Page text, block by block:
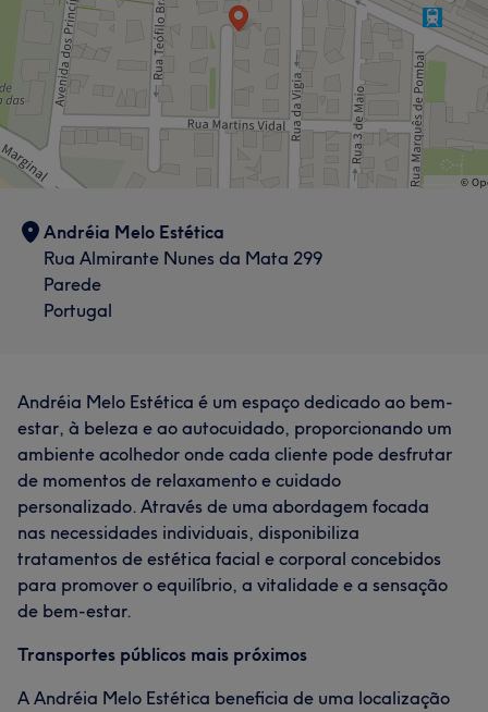
Andréia Melo Estética
Rua Almirante Nunes da Mata 299
Parede
Portugal
Andréia Melo Estética é um espaço dedicado ao bem-
estar, à beleza e ao autocuidado, proporcionando um
ambiente acolhedor onde cada cliente pode desfrutar
de momentos de relaxamento e cuidado
personalizado. Através de uma abordagem focada
nas necessidades individuais, disponibiliza
tratamentos de estética facial e corporal concebidos
para promover o equilíbrio, a vitalidade e a sensação
de bem-estar.
Transportes públicos mais próximos
A Andréia Melo Estética beneficia de uma localização